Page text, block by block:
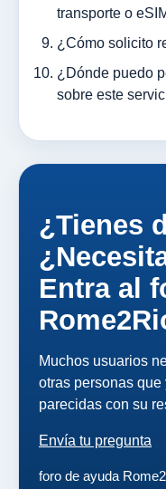
transporte o
¿Cómo solicito
¿Dónde puedo
sobre este
¿Tienes
Entra al
Muchos usuarios
otras personas
parecidas con su
Envía tu pregunta
foro de ayuda